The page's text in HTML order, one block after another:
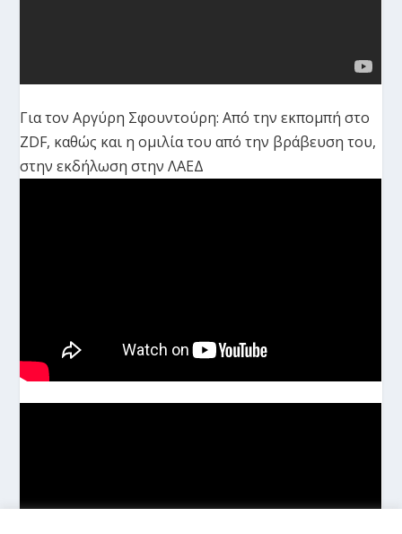
Για τον Αργύρη Σφουντούρη: Από την εκπομπή στο
ZDF, καθώς και η ομιλία του από την βράβευση του,
στην εκδήλωση στην ΛΑΕΔ